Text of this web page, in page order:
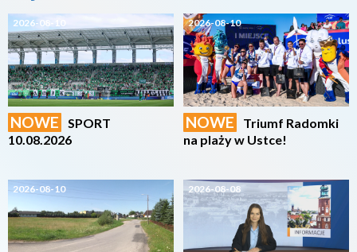
2026-08-10
NOWE
SPORT
10.08.2026
2026-08-10
2026-08-10
NOWE
Triumf Radomki
na plaży w Ustce!
2026-08-08